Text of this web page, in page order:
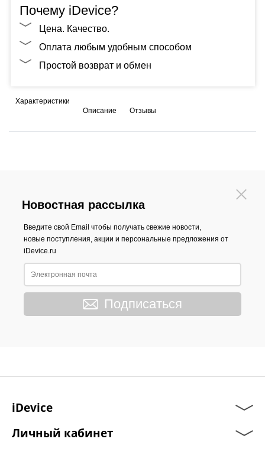
Почему iDevice?
Цена. Качество.
Оплата любым удобным способом
Простой возврат и обмен
Описание
Характеристики
Отзывы
Новостная рассылка
Введите свой Email чтобы получать свежие новости,
новые поступления, акции и персональные предложения от
iDevice.ru
Подписаться
iDevice
Личный кабинет